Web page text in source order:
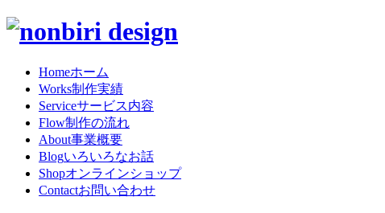
Homeホーム
Works制作実績
Serviceサービス内容
Flow制作の流れ
About事業概要
Blogいろいろなお話
Shopオンラインショップ
Contactお問い合わせ